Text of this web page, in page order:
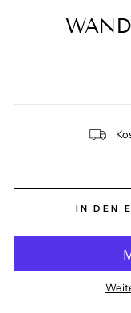
IN DEN